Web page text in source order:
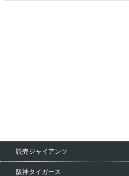
読売ジャイアンツ
阪神タイガース